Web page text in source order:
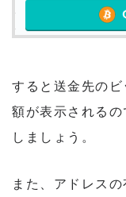
すると送金先の
額が表示される
しましょう。
また、アドレス